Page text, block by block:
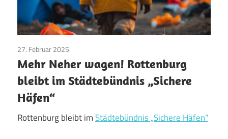
27. Februar 2025
Mehr Neher wagen! Rottenburg
bleibt im Städtebündnis „Sichere
Häfen“
Rottenburg bleibt imStädtebündnis „Sichere Häfen“